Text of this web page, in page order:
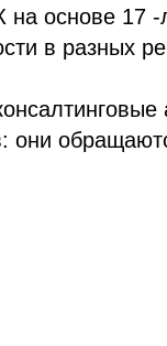
основе 17 -
в разных
они